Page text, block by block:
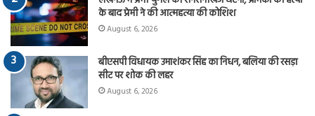
के बाद प्रेमी ने की आत्महत्या की कोशिश
August 6, 2026
बीएसपी विधायक उमाशंकर सिंह का निधन, बलिया की रसड़ा
सीट पर शोक की लहर
August 6, 2026